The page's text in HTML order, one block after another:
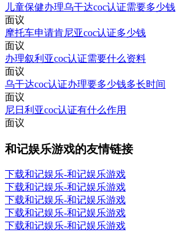
儿童保健办理乌干达coc认证需要多少钱
面议
摩托车申请肯尼亚coc认证多少钱
面议
办理叙利亚coc认证需要什么资料
面议
乌干达coc认证办理要多少钱多长时间
面议
尼日利亚coc认证有什么作用
面议
和记娱乐游戏的友情链接
下载和记娱乐-和记娱乐游戏
下载和记娱乐-和记娱乐游戏
下载和记娱乐-和记娱乐游戏
下载和记娱乐-和记娱乐游戏
下载和记娱乐-和记娱乐游戏